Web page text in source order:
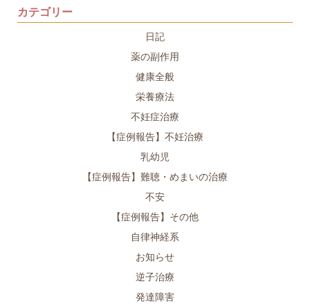
カテゴリー
日記
薬の副作用
健康全般
栄養療法
不妊症治療
【症例報告】不妊治療
乳幼児
【症例報告】難聴・めまいの治療
不安
【症例報告】その他
自律神経系
お知らせ
逆子治療
発達障害